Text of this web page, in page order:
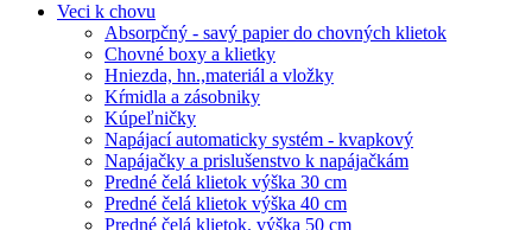
Veci k chovu
Absorpčný - savý papier do chovných klietok
Chovné boxy a klietky
Hniezda, hn.,materiál a vložky
Kŕmidla a zásobniky
Kúpeľničky
Napájací automaticky systém - kvapkový
Napájačky a prislušenstvo k napájačkám
Predné čelá klietok výška 30 cm
Predné čelá klietok výška 40 cm
Predné čelá klietok. výška 50 cm